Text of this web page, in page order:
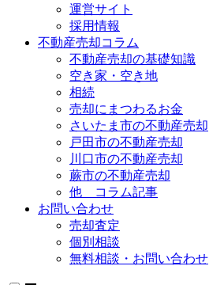
運営サイト
採用情報
不動産売却コラム
不動産売却の基礎知識
空き家・空き地
相続
売却にまつわるお金
さいたま市の不動産売却
戸田市の不動産売却
川口市の不動産売却
蕨市の不動産売却
他 コラム記事
お問い合わせ
売却査定
個別相談
無料相談・お問い合わせ